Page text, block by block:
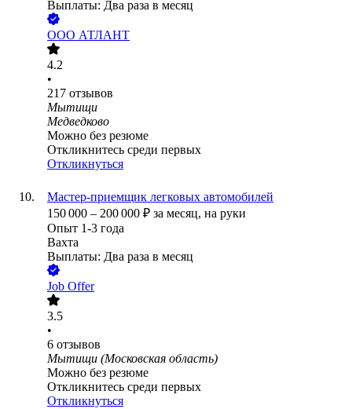
Выплаты: Два раза в месяц
ООО АТЛАНТ
4.2
•
217 отзывов
Мытищи
Медведково
Можно без резюме
Откликнитесь среди первых
Откликнуться
Мастер-приемщик легковых автомобилей
150 000 – 200 000 ₽ за месяц, на руки
Опыт 1-3 года
Вахта
Выплаты: Два раза в месяц
Job Offer
3.5
•
6 отзывов
Мытищи (Московская область)
Можно без резюме
Откликнитесь среди первых
Откликнуться